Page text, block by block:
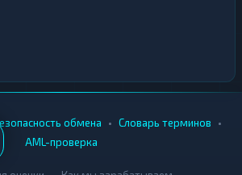
обмена • Словарь терминов •
AML-проверка